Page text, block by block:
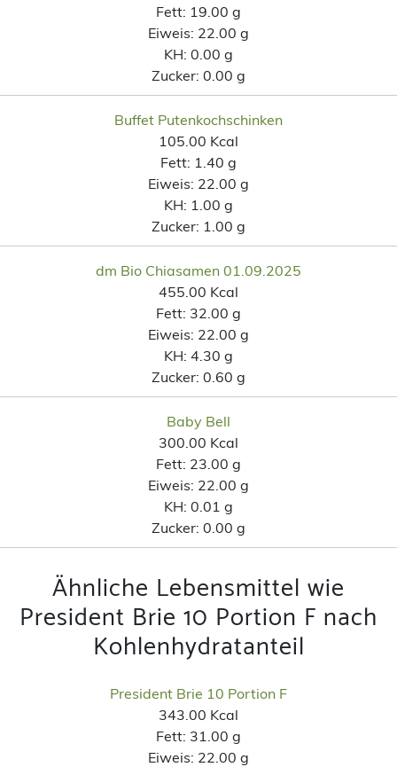
Fett: 19.00 g
Eiweis: 22.00 g
KH: 0.00 g
Zucker: 0.00 g
Buffet Putenkochschinken
105.00 Kcal
Fett: 1.40 g
Eiweis: 22.00 g
KH: 1.00 g
Zucker: 1.00 g
dm Bio Chiasamen 01.09.2025
455.00 Kcal
Fett: 32.00 g
Eiweis: 22.00 g
KH: 4.30 g
Zucker: 0.60 g
Baby Bell
300.00 Kcal
Fett: 23.00 g
Eiweis: 22.00 g
KH: 0.01 g
Zucker: 0.00 g
Ähnliche Lebensmittel wie
President Brie 10 Portion F nach
Kohlenhydratanteil
President Brie 10 Portion F
343.00 Kcal
Fett: 31.00 g
Eiweis: 22.00 g